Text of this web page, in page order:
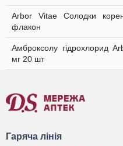
Arbor Vitae Солодки
флакон
Амброксолу гідрохлорид
мг 20 шт
Гаряча лінія